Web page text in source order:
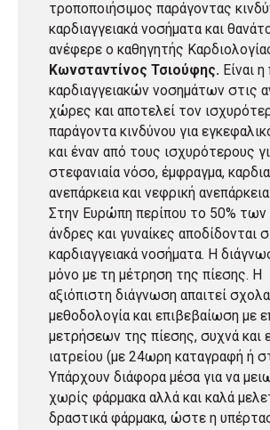
τροποποιήσιμος παράγοντας
καρδιαγγειακά νοσήματα και
ανέφερε ο καθηγητής
Κωνσταντίνος Τσιούφης. Είναι
καρδιαγγειακών νοσημάτων στις
χώρες και αποτελεί τον
παράγοντα κινδύνου για
και έναν από τους ισχυρότερους
στεφανιαία νόσο, έμφραγμα,
ανεπάρκεια και νεφρική ανεπάρκεια.
Στην Ευρώπη περίπου το 50%
άνδρες και γυναίκες αποδίδονται
καρδιαγγειακά νοσήματα. Η
μόνο με τη μέτρηση της πίεσης. Η
αξιόπιστη διάγνωση απαιτεί
μεθοδολογία και επιβεβαίωση με
μετρήσεων της πίεσης, συχνά και
ιατρείου (με 24ωρη καταγραφή ή
Υπάρχουν διάφορα μέσα για να
χωρίς φάρμακα αλλά και καλά
δραστικά φάρμακα, ώστε η